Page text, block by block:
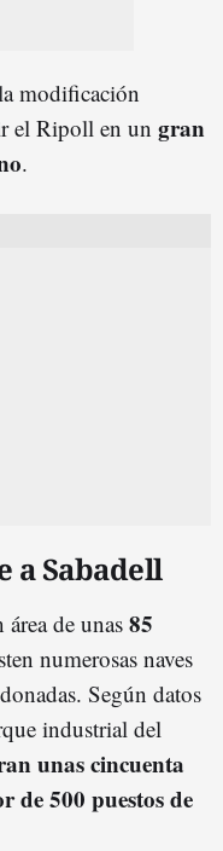
modificación
el Ripoll en un gran
.
a Sabadell
de unas 85
numerosas naves
Según datos
industrial del
unas cincuenta
de 500 puestos de